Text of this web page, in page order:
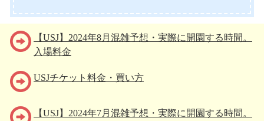
【USJ】2024年8月混雑予想・実際に開園する時間。
入場料金
USJチケット料金・買い方
【USJ】2024年7月混雑予想・実際に開園する時間。